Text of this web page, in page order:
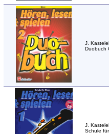
J.
Duobuch
J.
Schule